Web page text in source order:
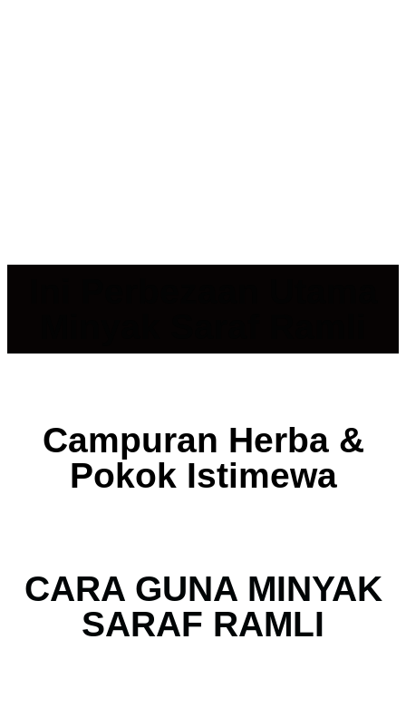
Campuran Herba &
Pokok Istimewa
CARA GUNA MINYAK
SARAF RAMLI